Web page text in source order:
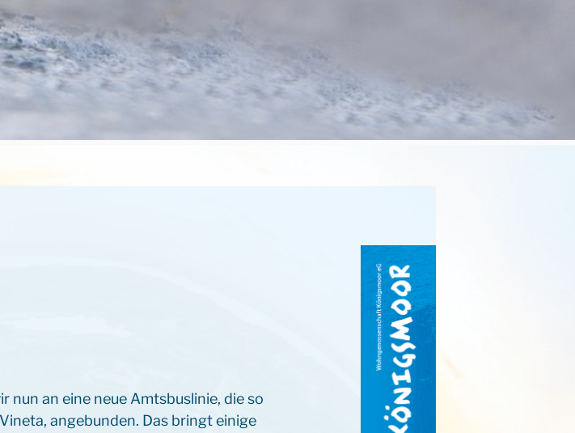
nun an eine neue Amtsbuslinie, die so
angebunden. Das bringt einige